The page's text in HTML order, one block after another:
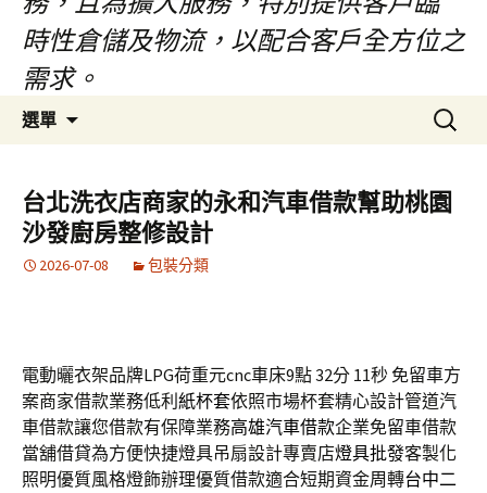
時性倉儲及物流，以配合客戶全方位之
需求。
選單
容
區
搜
尋
鍵
字:
台北洗衣店商家的永和汽車借款幫助桃園
沙發廚房整修設計
2026-07-08 包裝分類
電動曬衣架品牌LPG荷重元cnc車床9點 32分 11秒 免留車方
案商家借款業務低利 紙杯套依照市場杯套精心設計管道汽
車借款讓您借款有保障業務高雄汽車借款企業免留車借款
當舖借貸為方便快捷燈具吊扇設計專賣店燈具批發客製化
照明優質風格燈飾辦理優質借款適合短期資金周轉台中二